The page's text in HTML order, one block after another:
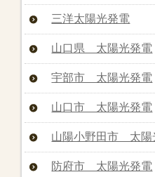
三洋太陽光発電
山口県 太陽光発電
宇部市 太陽光発電
山口市 太陽光発電
山陽小野田市 太陽
防府市 太陽光発電